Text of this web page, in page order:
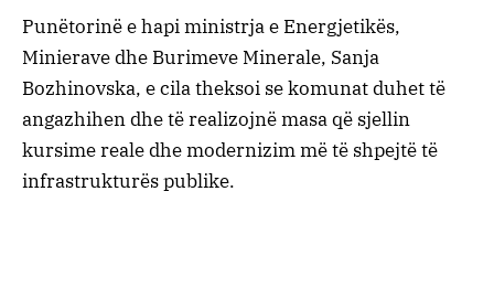
Punëtorinë e hapi ministrja e Energjetikës,
Minierave dhe Burimeve Minerale, Sanja
Bozhinovska, e cila theksoi se komunat duhet të
angazhihen dhe të realizojnë masa që sjellin
kursime reale dhe modernizim më të shpejtë të
infrastrukturës publike.